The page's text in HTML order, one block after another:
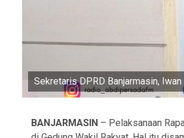
Sekretaris DPRD Banjarmasin,
BANJARMASIN – Pelaksanaan